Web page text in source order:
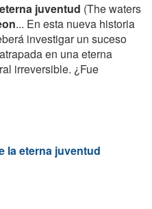
juventud (The waters
... En esta nueva historia
investigar un suceso
en una eterna
irreversible. ¿Fue
la eterna juventud